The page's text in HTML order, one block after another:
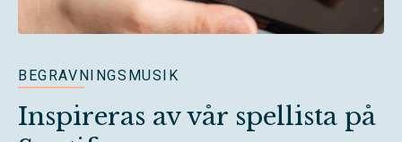
BEGRAVNINGSMUSIK
Inspireras av vår spellista på